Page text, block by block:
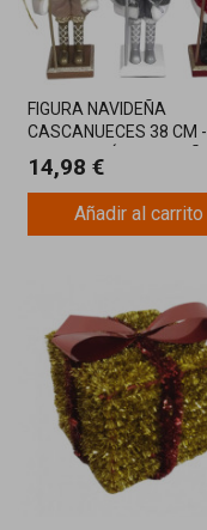
FIGURA NAVIDEÑA
CASCANUECES 38 CM -
SURTIDOS
14,98 €
Añadir al carrito